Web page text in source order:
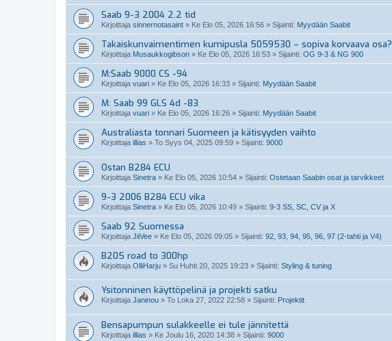
Saab 9-3 2004 2.2 tid
Kirjoittaja sinnernotasaint » Ke Elo 05, 2026 16:56 » Sijainti: Myydään Saabit
Takaiskunvaimentimen kumipusla 5059530 – sopiva korvaava osa?
Kirjoittaja Musaukkogibson » Ke Elo 05, 2026 16:53 » Sijainti: OG 9-3 & NG 900
M:Saab 9000 CS -94
Kirjoittaja vuari » Ke Elo 05, 2026 16:33 » Sijainti: Myydään Saabit
M: Saab 99 GLS 4d -83
Kirjoittaja vuari » Ke Elo 05, 2026 16:26 » Sijainti: Myydään Saabit
Australiasta tonnari Suomeen ja kätisyyden vaihto
Kirjoittaja illias » To Syys 04, 2025 09:59 » Sijainti: 9000
Ostan B284 ECU
Kirjoittaja Sinetra » Ke Elo 05, 2026 10:54 » Sijainti: Ostetaan Saabin osat ja tarvikkeet
9-3 2006 B284 ECU vika
Kirjoittaja Sinetra » Ke Elo 05, 2026 10:49 » Sijainti: 9-3 SS, SC, CV ja X
Saab 92 Suomessa
Kirjoittaja JiiVee » Ke Elo 05, 2026 09:05 » Sijainti: 92, 93, 94, 95, 96, 97 (2-tahti ja V4)
B205 road to 300hp
Kirjoittaja OlliHarju » Su Huhti 20, 2025 19:23 » Sijainti: Styling & tuning
Ysitonninen käyttöpelinä ja projekti satku
Kirjoittaja Janinou » To Loka 27, 2022 22:58 » Sijainti: Projektit
Bensapumpun sulakkeelle ei tule jännitettä
Kirjoittaja illias » Ke Joulu 16, 2020 14:38 » Sijainti: 9000